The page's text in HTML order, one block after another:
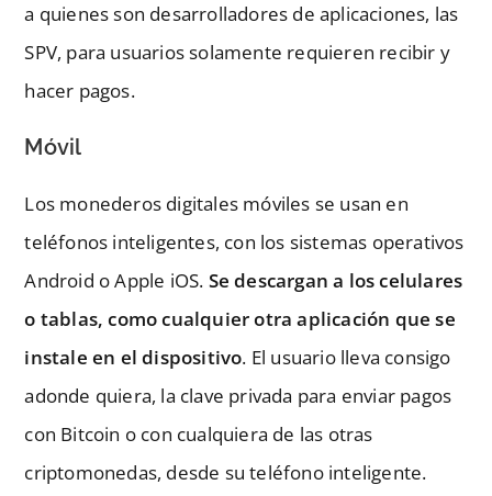
a quienes son desarrolladores de aplicaciones, las
SPV, para usuarios solamente requieren recibir y
hacer pagos.
Móvil
Los monederos digitales móviles se usan en
teléfonos inteligentes, con los sistemas operativos
Android o Apple iOS. Se descargan a los celulares
o tablas, como cualquier otra aplicación que se
instale en el dispositivo. El usuario lleva consigo
adonde quiera, la clave privada para enviar pagos
con Bitcoin o con cualquiera de las otras
criptomonedas, desde su teléfono inteligente.